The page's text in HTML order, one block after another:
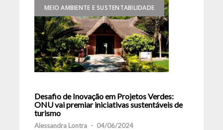
MEIO AMBIENTE E SUSTENTABILIDADE
Desafio de Inovação em Projetos Verdes:
ONU vai premiar iniciativas sustentáveis de
turismo
Alessandra Lontra - 04/06/2024